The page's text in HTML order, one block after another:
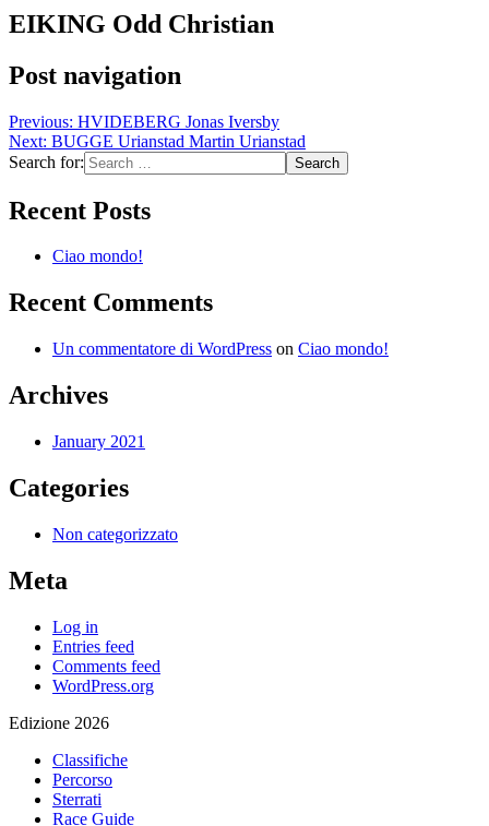
EIKING Odd Christian
Post navigation
Previous: HVIDEBERG Jonas Iversby
Next: BUGGE Urianstad Martin Urianstad
Search for:
Recent Posts
Ciao mondo!
Recent Comments
Un commentatore di WordPress on Ciao mondo!
Archives
January 2021
Categories
Non categorizzato
Meta
Log in
Entries feed
Comments feed
WordPress.org
Edizione 2026
Classifiche
Percorso
Sterrati
Race Guide